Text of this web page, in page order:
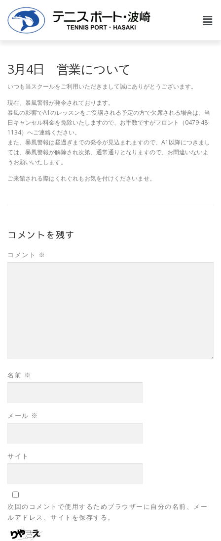
3月4日 営業について
いつも当スクールをご利用いただきまして誠にありがとうございます。
現在、暴風警報が発令されております。
暴風の影響でA1のレッスンをご受講される予定の方で欠席される場合は、当
日キャンセル料金を免除いたしますので、お手数ですがフロント（0479-48-
1134）へご連絡ください。
また、暴風警報は昼過ぎまでの発令が見込まれますので、A1以降につきまし
ては、暴風警報が解除され次第、通常通りとなりますので、お間違いないよ
うお願いいたします。
ご来館される際はくれぐれもお気を付けくださいませ。
コメントを残す
コメント ※
名前 ※
メール ※
サイト
次回のコメントで使用するためブラウザーに自分の名前、メー
ルアドレス、サイトを保存する。